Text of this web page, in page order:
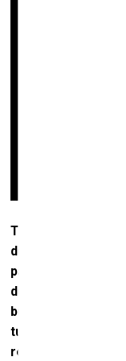
Trešajā stāvā, kur
dūmiem, pirms
pāri ierobežojuma
dūmu robežas.
būvējat
tur kustēsies, kā
redzama, bet